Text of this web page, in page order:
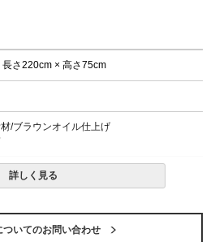
さ220cm × 高さ75cm
/ブラウンオイル仕上げ
組み立て式です。
ームのみの金額です。
詳しく見る
ついてのお問い合わせ